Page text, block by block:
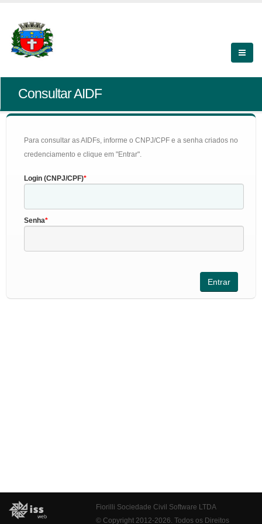
Consultar AIDF
Para consultar as AIDFs, informe o CNPJ/CPF e a senha criados no
credenciamento e clique em "Entrar".
Login (CNPJ/CPF)
Senha
Fiorilli Sociedade Civil Software LTDA
© Copyright 2012-2026. Todos os Direitos